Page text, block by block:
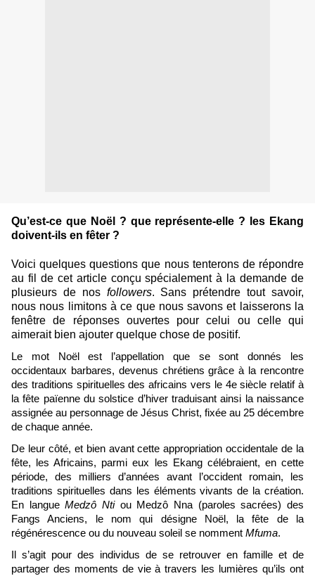
Qu’est-ce que Noël ? que représente-elle ? les Ekang
doivent-ils en fêter ?
Voici quelques questions que nous tenterons de répondre
au fil de cet article conçu spécialement à la demande de
plusieurs de nos followers. Sans prétendre tout savoir,
nous nous limitons à ce que nous savons et laisserons la
fenêtre de réponses ouvertes pour celui ou celle qui
aimerait bien ajouter quelque chose de positif.
Le mot Noël est l’appellation que se sont donnés les
occidentaux barbares, devenus chrétiens grâce à la rencontre
des traditions spirituelles des africains vers le 4e siècle relatif à
la fête païenne du solstice d’hiver traduisant ainsi la naissance
assignée au personnage de Jésus Christ, fixée au 25 décembre
de chaque année.
De leur côté, et bien avant cette appropriation occidentale de la
fête, les Africains, parmi eux les Ekang célébraient, en cette
période, des milliers d’années avant l’occident romain, les
traditions spirituelles dans les éléments vivants de la création.
En langueMedzô Ntiou Medzô Nna (paroles sacrées) des
Fangs Anciens, le nom qui désigne Noël, la fête de la
régénérescence ou du nouveau soleil se nomment Mfuma.
Il s’agit pour des individus de se retrouver en famille et de
partager des moments de vie à travers les lumières qu’ils ont